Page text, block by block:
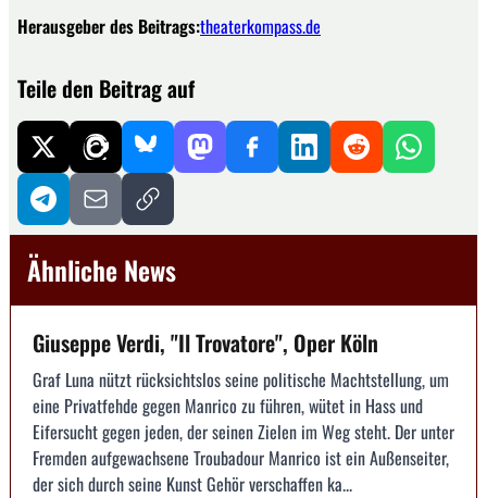
Herausgeber des Beitrags:theaterkompass.de
Teile den Beitrag auf
Ähnliche News
Giuseppe Verdi, "Il Trovatore", Oper Köln
Graf Luna nützt rücksichtslos seine politische Machtstellung, um
eine Privatfehde gegen Manrico zu führen, wütet in Hass und
Eifersucht gegen jeden, der seinen Zielen im Weg steht. Der unter
Fremden aufgewachsene Troubadour Manrico ist ein Außenseiter,
der sich durch seine Kunst Gehör verschaffen ka...